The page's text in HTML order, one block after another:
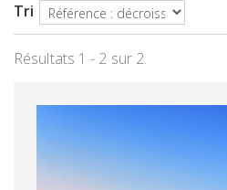
Tri
Résultats 1 - 2 sur 2.